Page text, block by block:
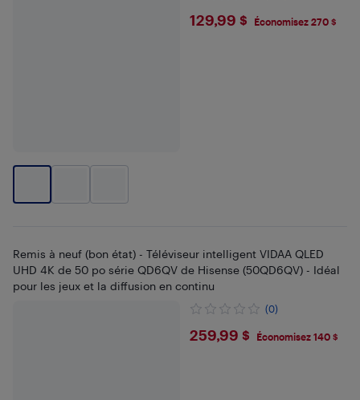
$129.99
129,99 $ Économisez 270 $
Remis à neuf (bon état) - Téléviseur intelligent VIDAA QLED
UHD 4K de 50 po série QD6QV de Hisense (50QD6QV) - Idéal
pour les jeux et la diffusion en continu
(0)
$259.99
259,99 $ Économisez 140 $